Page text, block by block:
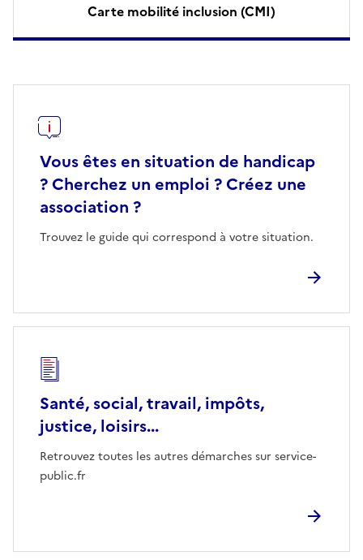
Carte mobilité inclusion (CMI)
Vous êtes en situation de handicap
? Cherchez un emploi ? Créez une
association ?
Trouvez le guide qui correspond à votre situation.
Santé, social, travail, impôts,
justice, loisirs...
Retrouvez toutes les autres démarches sur service-
public.fr